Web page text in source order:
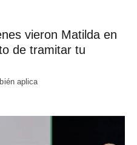
vieron Matilda en
de tramitar tu
aplica